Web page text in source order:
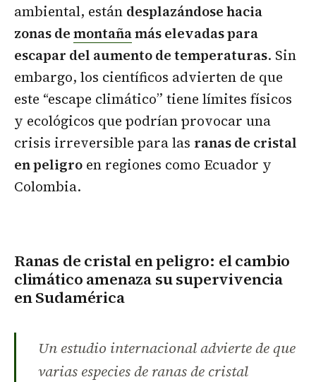
ambiental, están desplazándose hacia
zonas demontañamás elevadas para
escapar del aumento de temperaturas. Sin
embargo, los científicos advierten de que
este “escape climático” tiene límites físicos
y ecológicos que podrían provocar una
crisis irreversible para las ranas de cristal
en peligro en regiones como Ecuador y
Colombia.
Ranas de cristal en peligro: el cambio
climático amenaza su supervivencia
en Sudamérica
Un estudio internacional advierte de que
varias especies de ranas de cristal